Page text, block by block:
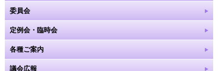
委員会
定例会・臨時会
各種ご案内
議会広報